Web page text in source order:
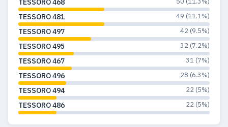
TESSORO 468
TESSORO 481 49 (11.1%)
TESSORO 497 42 (9.5%)
TESSORO 495 32 (7.2%)
TESSORO 467 31 (7%)
TESSORO 496 28 (6.3%)
TESSORO 494 22 (5%)
TESSORO 486 22 (5%)